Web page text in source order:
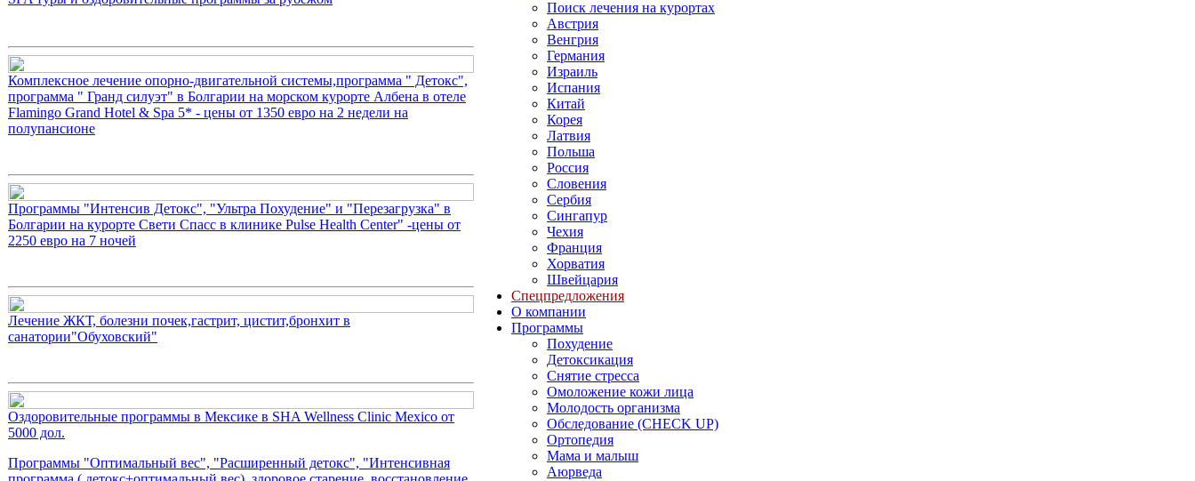
Комплексное лечение опорно-двигательной системы,программа " Детокс",
программа " Гранд силуэт" в Болгарии на морском курорте Албена в отеле
Flamingo Grand Hotel & Spa 5* - цены от 1350 евро на 2 недели на
полупансионе
Программы "Интенсив Детокс", "Ультра Похудение" и "Перезагрузка" в
Болгарии на курорте Свети Спасс в клинике Pulse Health Center" -цены от
2250 евро на 7 ночей
Лечение ЖКТ, болезни почек,гастрит, цистит,бронхит в
санатории"Обуховский"
Оздоровительные программы в Мексике в SHA Wellness Clinic Mexico от
5000 дол.
Программы "Оптимальный вес", "Расширенный детокс", "Интенсивная
Поиск лечения на курортах
Австрия
Венгрия
Германия
Израиль
Испания
Китай
Корея
Латвия
Польша
Россия
Словения
Сербия
Сингапур
Чехия
Франция
Хорватия
Швейцария
Спецпредложения
О компании
Программы
Похудение
Детоксикация
Снятие стресса
Омоложение кожи лица
Молодость организма
Обследование (CHECK UP)
Ортопедия
Мама и малыш
Аюрведа